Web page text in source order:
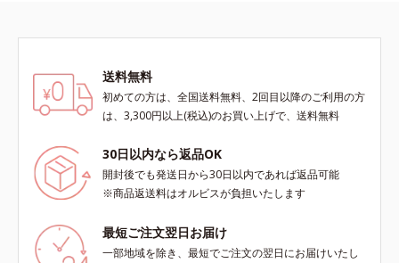
送料無料
初めての方は、全国送料無料、2回目以降のご利用の方
は、3,300円以上(税込)のお買い上げで、送料無料
30日以内なら返品OK
開封後でも発送日から30日以内であれば返品可能
※商品返送料はオルビスが負担いたします
最短ご注文翌日お届け
一部地域を除き、最短でご注文の翌日にお届けいたし